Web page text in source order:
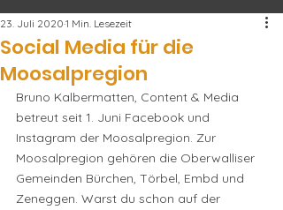
Social Media für die
Moosalpregion
23. Juli 2020 1 Min. Lesezeit
Bruno Kalbermatten, Content & Media
betreut seit 1. Juni Facebook und
Instagram der Moosalpregion. Zur
Moosalpregion gehören die Oberwalliser
Gemeinden Bürchen, Törbel, Embd und
Zeneggen. Warst du schon auf der